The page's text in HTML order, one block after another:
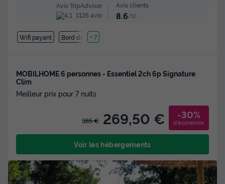
Avis TripAdvisor
1125 avis
Avis clients
8.6 /10
Wifi payant Bord de mer
+ 7
MOBILHOME 6 personnes - Essentiel 2ch 6p Signature
Clim
Meilleur prix pour 7 nuits
385 € 269,50 € -30%
d'économie
Voir les hébergements